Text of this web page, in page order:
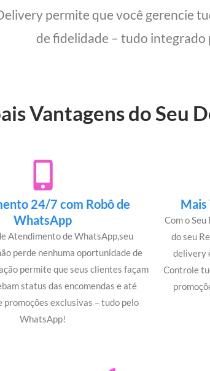
permite que você gerencie
de fidelidade – tudo integrado
Vantagens do Seu
24/7 com Robô de
WhatsApp
Atendimento de WhatsApp,seu
perde nenhuma oportunidade de
permite que seus clientes façam
status das encomendas e até
promoções exclusivas – tudo pelo
WhatsApp!
Mais
Com o
do seu
delivery
Controle